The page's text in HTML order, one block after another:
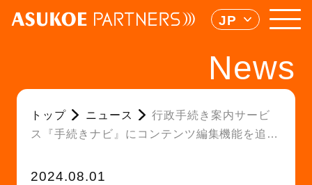
JP
News
トップ ニュース
行政手続き案内サービ
ス『手続きナビ』にコンテンツ編集機能を追加
可能に～
2024.08.01